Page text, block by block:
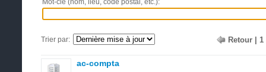
Mot-clé (nom, lieu, code postal, etc.):
Trier par: Retour 1
ac-compta